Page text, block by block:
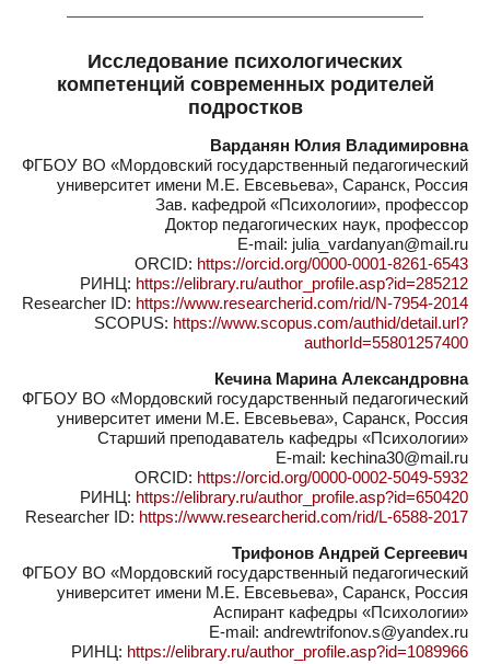
Исследование психологических
компетенций современных родителей
подростков
Варданян Юлия Владимировна
ФГБОУ ВО «Мордовский государственный педагогический
университет имени М.Е. Евсевьева», Саранск, Россия
Зав. кафедрой «Психологии», профессор
Доктор педагогических наук, профессор
E-mail: julia_vardanyan@mail.ru
ORCID: https://orcid.org/0000-0001-8261-6543
РИНЦ: https://elibrary.ru/author_profile.asp?id=285212
Researcher ID: https://www.researcherid.com/rid/N-7954-2014
SCOPUS: https://www.scopus.com/authid/detail.url?
authorId=55801257400
Кечина Марина Александровна
ФГБОУ ВО «Мордовский государственный педагогический
университет имени М.Е. Евсевьева», Саранск, Россия
Старший преподаватель кафедры «Психологии»
E-mail: kechina30@mail.ru
ORCID: https://orcid.org/0000-0002-5049-5932
РИНЦ: https://elibrary.ru/author_profile.asp?id=650420
Researcher ID: https://www.researcherid.com/rid/L-6588-2017
Трифонов Андрей Сергеевич
ФГБОУ ВО «Мордовский государственный педагогический
университет имени М.Е. Евсевьева», Саранск, Россия
Аспирант кафедры «Психологии»
E-mail: andrewtrifonov.s@yandex.ru
РИНЦ: https://elibrary.ru/author_profile.asp?id=1089966